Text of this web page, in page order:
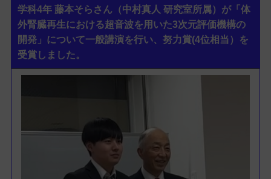
学科4年 藤本そらさん（中村真人 研究室所属）が「体
外腎臓再生における超音波を用いた3次元評価機構の
開発」について一般講演を行い、努力賞(4位相当）を
受賞しました。